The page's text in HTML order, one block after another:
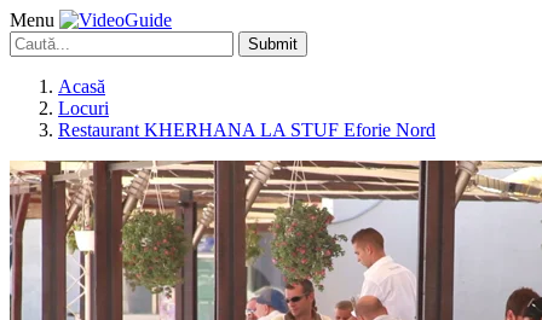
Menu
Submit
Acasă
Locuri
Restaurant KHERHANA LA STUF Eforie Nord